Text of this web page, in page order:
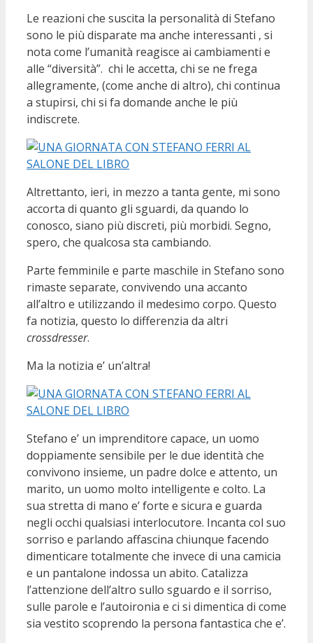
Le reazioni che suscita la personalità di Stefano
sono le più disparate ma anche interessanti , si
nota come l’umanità reagisce ai cambiamenti e
alle “diversità”. chi le accetta, chi se ne frega
allegramente, (come anche di altro), chi continua
a stupirsi, chi si fa domande anche le più
indiscrete.
Altrettanto, ieri, in mezzo a tanta gente, mi sono
accorta di quanto gli sguardi, da quando lo
conosco, siano più discreti, più morbidi. Segno,
spero, che qualcosa sta cambiando.
Parte femminile e parte maschile in Stefano sono
rimaste separate, convivendo una accanto
all’altro e utilizzando il medesimo corpo. Questo
fa notizia, questo lo differenzia da altri
crossdresser.
Ma la notizia e’ un’altra!
Stefano e’ un imprenditore capace, un uomo
doppiamente sensibile per le due identità che
convivono insieme, un padre dolce e attento, un
marito, un uomo molto intelligente e colto. La
sua stretta di mano e’ forte e sicura e guarda
negli occhi qualsiasi interlocutore. Incanta col suo
sorriso e parlando affascina chiunque facendo
dimenticare totalmente che invece di una camicia
e un pantalone indossa un abito. Catalizza
l’attenzione dell’altro sullo sguardo e il sorriso,
sulle parole e l’autoironia e ci si dimentica di come
sia vestito scoprendo la persona fantastica che e’.